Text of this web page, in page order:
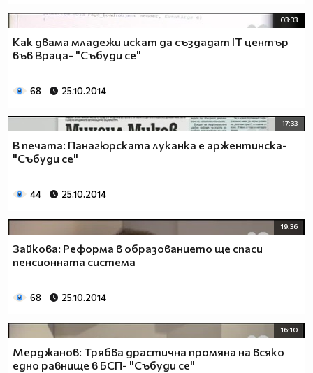
03:33
Как двама младежи искат да създадат IT център
във Враца- "Събуди се"
68 25.10.2014
17:33
В печата: Панагюрската луканка е аржентинска-
"Събуди се"
44 25.10.2014
19:36
Зайкова: Реформа в образованието ще спаси
пенсионната система
68 25.10.2014
16:10
Мерджанов: Трябва драстична промяна на всяко
едно равнище в БСП- "Събуди се"